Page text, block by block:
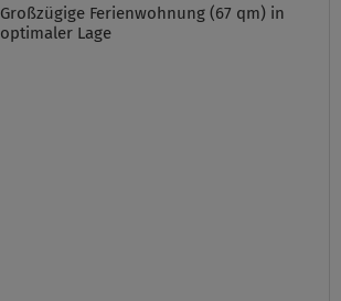
Großzügige Ferienwohnung (67 qm) in
optimaler Lage